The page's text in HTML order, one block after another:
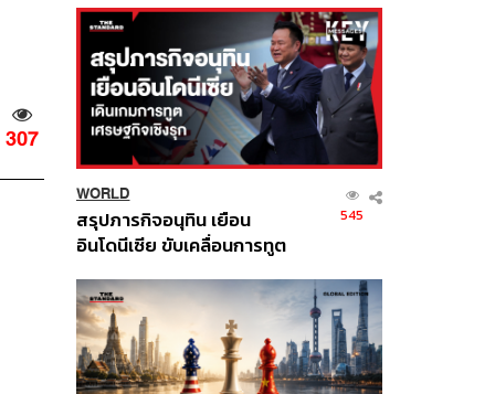
307
WORLD
สรุปภารกิจอนุทิน เยือน
อินโดนีเซีย ขับเคลื่อนการทูต
ส่วนยุทธศาสตร์ไทย –
อินโดนีเซีย
545